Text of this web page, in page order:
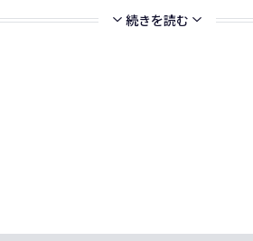
続きを読む